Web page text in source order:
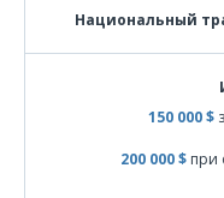
Национальный
150 000 $
200 000 $ при